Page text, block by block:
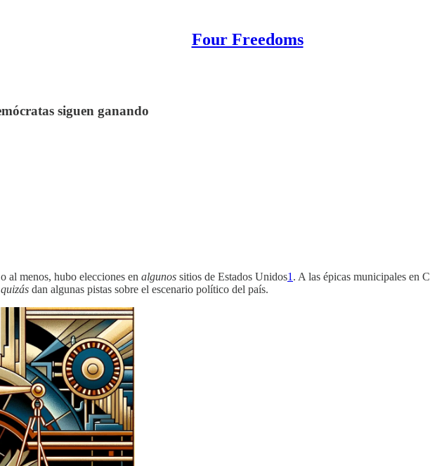
Four Freedoms
siguen ganando
al menos, hubo elecciones en algunos sitios de Estados Unidos1 . A las épicas municipales en
quizás dan algunas pistas sobre el escenario político del país.